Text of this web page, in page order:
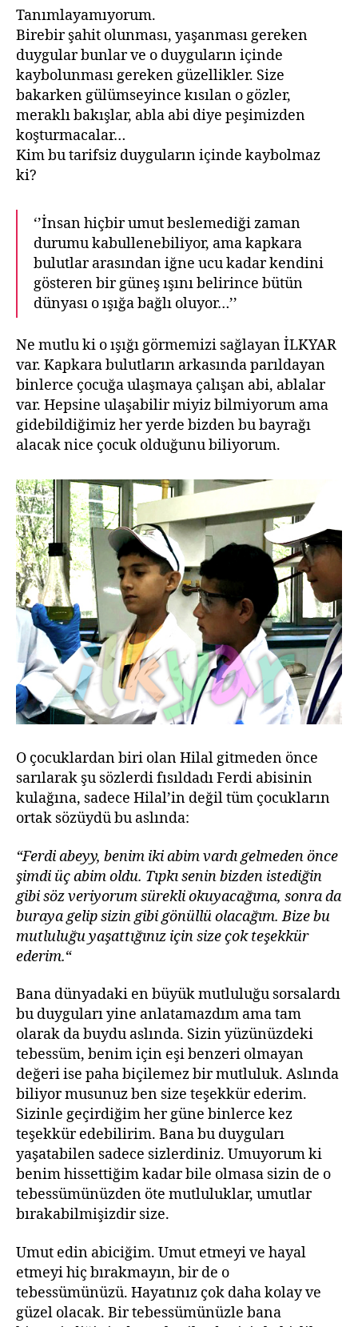
Tanımlayamıyorum.
Birebir şahit olunması, yaşanması gereken
duygular bunlar ve o duyguların içinde
kaybolunması gereken güzellikler. Size
bakarken gülümseyince kısılan o gözler,
meraklı bakışlar, abla abi diye peşimizden
koşturmacalar…
Kim bu tarifsiz duyguların içinde kaybolmaz
ki?
‘’İnsan hiçbir umut beslemediği zaman
durumu kabullenebiliyor, ama kapkara
bulutlar arasından iğne ucu kadar kendini
gösteren bir güneş ışını belirince bütün
dünyası o ışığa bağlı oluyor…’’
Ne mutlu ki o ışığı görmemizi sağlayan İLKYAR
var. Kapkara bulutların arkasında parıldayan
binlerce çocuğa ulaşmaya çalışan abi, ablalar
var. Hepsine ulaşabilir miyiz bilmiyorum ama
gidebildiğimiz her yerde bizden bu bayrağı
alacak nice çocuk olduğunu biliyorum.
O çocuklardan biri olan Hilal gitmeden önce
sarılarak şu sözlerdi fısıldadı Ferdi abisinin
kulağına, sadece Hilal’in değil tüm çocukların
ortak sözüydü bu aslında:
“Ferdi abeyy, benim iki abim vardı gelmeden önce
şimdi üç abim oldu. Tıpkı senin bizden istediğin
gibi söz veriyorum sürekli okuyacağıma, sonra da
buraya gelip sizin gibi gönüllü olacağım. Bize bu
mutluluğu yaşattığınız için size çok teşekkür
ederim.“
Bana dünyadaki en büyük mutluluğu sorsalardı
bu duyguları yine anlatamazdım ama tam
olarak da buydu aslında. Sizin yüzünüzdeki
tebessüm, benim için eşi benzeri olmayan
değeri ise paha biçilemez bir mutluluk. Aslında
biliyor musunuz ben size teşekkür ederim.
Sizinle geçirdiğim her güne binlerce kez
teşekkür edebilirim. Bana bu duyguları
yaşatabilen sadece sizlerdiniz. Umuyorum ki
benim hissettiğim kadar bile olmasa sizin de o
tebessümünüzden öte mutluluklar, umutlar
bırakabilmişizdir size.
Umut edin abiciğim. Umut etmeyi ve hayal
etmeyi hiç bırakmayın, bir de o
tebessümünüzü. Hayatınız çok daha kolay ve
güzel olacak. Bir tebessümünüzle bana